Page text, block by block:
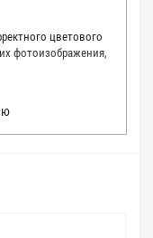
цветового
фотоизображения,
цвет каждой
и фотографируем
простого факта: